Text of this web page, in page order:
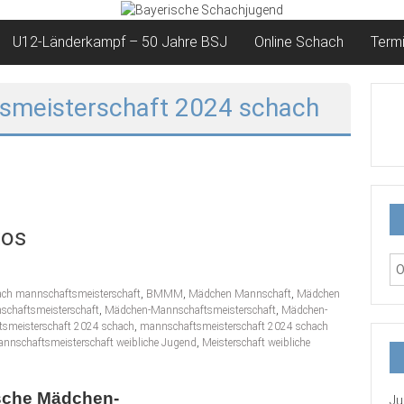
U12-Länderkampf – 50 Jahre BSJ Online Schach
2024 schach
mannschaftsmeisterschaft BMMM Mädchen Mannschaft Mädchen
Mädchen-Mannschaftsmeisterschaft Mädchen-
2024 schach mannschaftsmeisterschaft 2024 schach
weibliche Jugend
Meisterschaft weibliche
Mädchen-